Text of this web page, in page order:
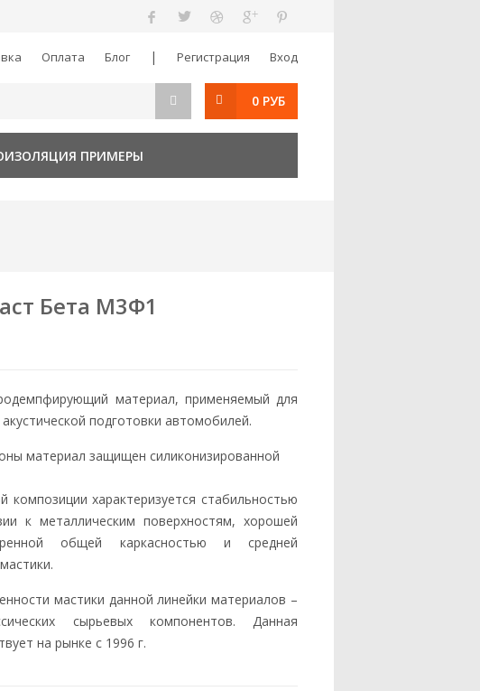
Оплата Блог | Регистрация Вход
0 РУБ
ПРИМЕРЫ
Бета М3Ф1
материал, применяемый для
подготовки автомобилей.
материал защищен силиконизированной
композиции характеризуется стабильностью
к металлическим поверхностям, хорошей
общей каркасностью и средней
мастики данной линейки материалов –
сырьевых компонентов. Данная
на рынке с 1996 г.